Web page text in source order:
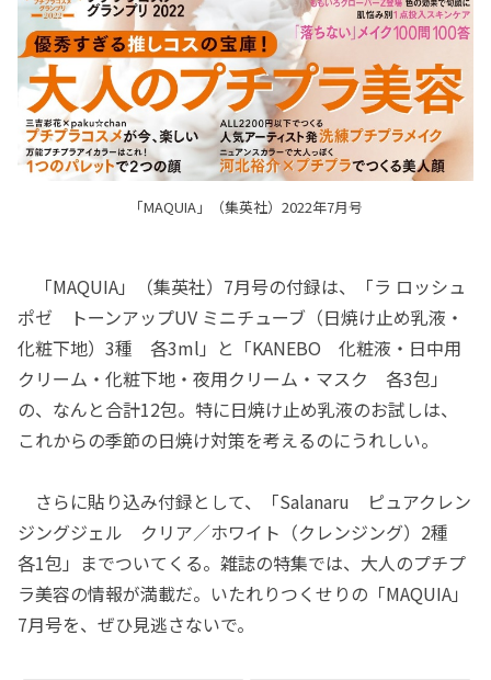
「MAQUIA」（集英社）2022年7月号
「MAQUIA」（集英社）7月号の付録は、「ラ ロッシュ
ポゼ トーンアップUV ミニチューブ（日焼け止め乳液・
化粧下地）3種 各3ml」と「KANEBO 化粧液・日中用
クリーム・化粧下地・夜用クリーム・マスク 各3包」
の、なんと合計12包。特に日焼け止め乳液のお試しは、
これからの季節の日焼け対策を考えるのにうれしい。
さらに貼り込み付録として、「Salanaru ピュアクレン
ジングジェル クリア／ホワイト（クレンジング）2種
各1包」までついてくる。雑誌の特集では、大人のプチプ
ラ美容の情報が満載だ。いたれりつくせりの「MAQUIA」
7月号を、ぜひ見逃さないで。